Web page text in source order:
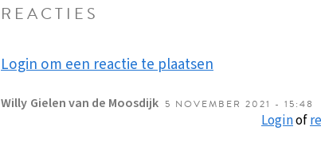
REACTIES
Login om een reactie te plaatsen
Willy Gielen van de Moosdijk 5 NOVEMBER 2021 - 15:48
Loginof